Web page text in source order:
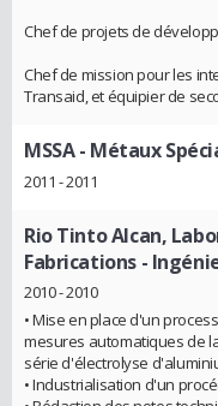
Chef de projets de
Chef de mission pour les
Transaid, et équipier de
MSSA - Métaux
2011 - 2011
Rio Tinto Alcan,
Fabrications-
2010 - 2010
• Mise en place d'un
mesures automatiques de
série d'électrolyse
• Industrialisation d'un